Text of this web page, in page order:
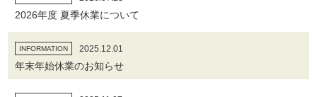
2026年度 夏季休業について
INFORMATION 2025.12.01
年末年始休業のお知らせ